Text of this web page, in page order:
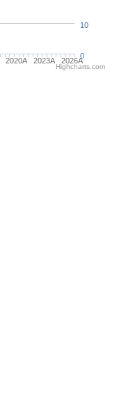
2020A 2023Α 2026A
0
10
Highcharts.com